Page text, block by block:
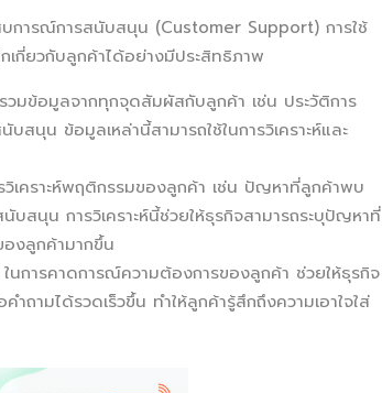
บการณ์การสนับสนุน (Customer Support) การใช้
เกี่ยวกับลูกค้าได้อย่างมีประสิทธิภาพ
วมข้อมูลจากทุกจุดสัมผัสกับลูกค้า เช่น ประวัติการ
น ข้อมูลเหล่านี้สามารถใช้ในการวิเคราะห์และ
วิเคราะห์พฤติกรรมของลูกค้า เช่น ปัญหาที่ลูกค้าพบ
สนุน การวิเคราะห์นี้ช่วยให้ธุรกิจสามารถระบุปัญหาที่
งลูกค้ามากขึ้น
ในการคาดการณ์ความต้องการของลูกค้า ช่วยให้ธุรกิจ
ามได้รวดเร็วขึ้น ทำให้ลูกค้ารู้สึกถึงความเอาใจใส่